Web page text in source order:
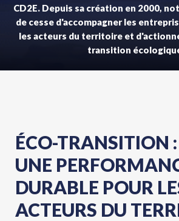
CD2E. Depuis sa création en 2000,
de cesse d'accompagner les
les acteurs du territoire et
transition
ÉCO-TRANSITION
UNE
DURABLE POUR
ACTEURS DU